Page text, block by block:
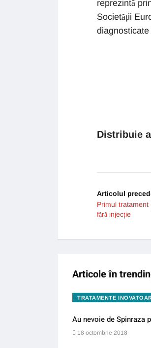
reprezintă
Societății
Distribuie
Articolul
Primul tratament
fără injecție
Articole în
TRATAMENTE
Au nevoie de Spinraza
18 octombrie 2018